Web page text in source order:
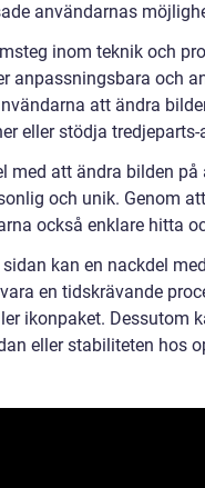
användarnas
inom teknik och
anpassningsbara och
att ändra
eller stödja
med att ändra bilden
och unik. Genom
också enklare hitta
kan en nackdel
en tidskrävande
ikonpaket. Dessutom
eller stabiliteten hos